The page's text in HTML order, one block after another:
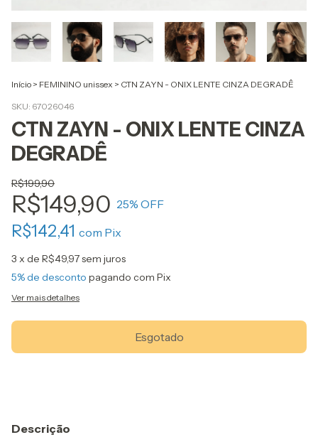
Início > FEMININO unissex > CTN ZAYN - ONIX LENTE CINZA DEGRADÊ
SKU: 67026046
CTN ZAYN - ONIX LENTE CINZA
DEGRADÊ
R$199,90
R$149,90 25% OFF
R$142,41 com Pix
3 x de R$49,97sem juros
5% de desconto pagando com Pix
Ver mais detalhes
Descrição